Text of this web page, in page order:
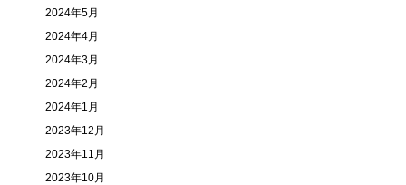
2024年5月
2024年4月
2024年3月
2024年2月
2024年1月
2023年12月
2023年11月
2023年10月